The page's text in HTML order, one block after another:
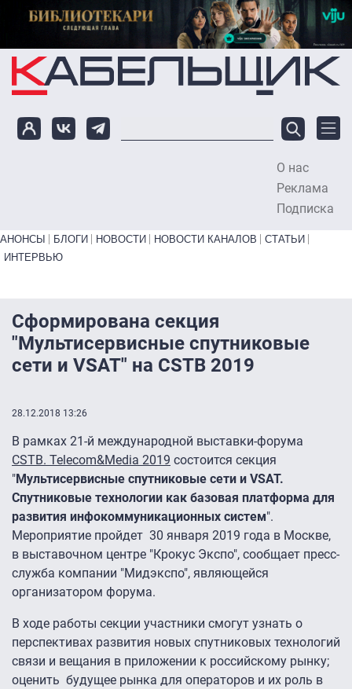
Перейти к основному содержанию
О нас
Реклама
Подписка
Primary links bottom
АНОНСЫ БЛОГИ НОВОСТИ НОВОСТИ КАНАЛОВ
СТАТЬИ
ИНТЕРВЬЮ
Сформирована секция
"Мультисервисные спутниковые
сети и VSAT" на CSTB 2019
28.12.2018 13:26
В рамках 21-й международной выставки-форума
CSTB. Telecom&Media 2019 состоится секция
"Мультисервисные спутниковые сети и VSAT.
Спутниковые технологии как базовая платформа для
развития инфокоммуникационных систем".
Мероприятие пройдет 30 января 2019 года в Москве,
в выставочном центре "Крокус Экспо", сообщает пресс-
служба компании "Мидэкспо", являющейся
организатором форума.
В ходе работы секции участники смогут узнать о
перспективах развития новых спутниковых технологий
связи и вещания в приложении к российскому рынку;
оценить будущее рынка для операторов и их роль в